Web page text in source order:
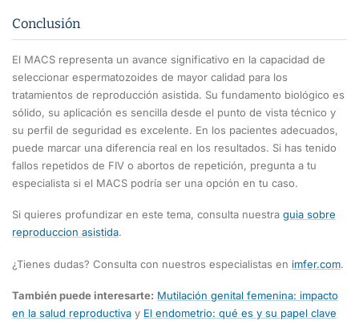
Conclusión
El MACS representa un avance significativo en la capacidad de
seleccionar espermatozoides de mayor calidad para los
tratamientos de reproducción asistida. Su fundamento biológico es
sólido, su aplicación es sencilla desde el punto de vista técnico y
su perfil de seguridad es excelente. En los pacientes adecuados,
puede marcar una diferencia real en los resultados. Si has tenido
fallos repetidos de FIV o abortos de repetición, pregunta a tu
especialista si el MACS podría ser una opción en tu caso.
Si quieres profundizar en este tema, consulta nuestra guia sobre
reproduccion asistida.
¿Tienes dudas? Consulta con nuestros especialistas en imfer.com.
También puede interesarte: Mutilación genital femenina: impacto
en la salud reproductiva y El endometrio: qué es y su papel clave